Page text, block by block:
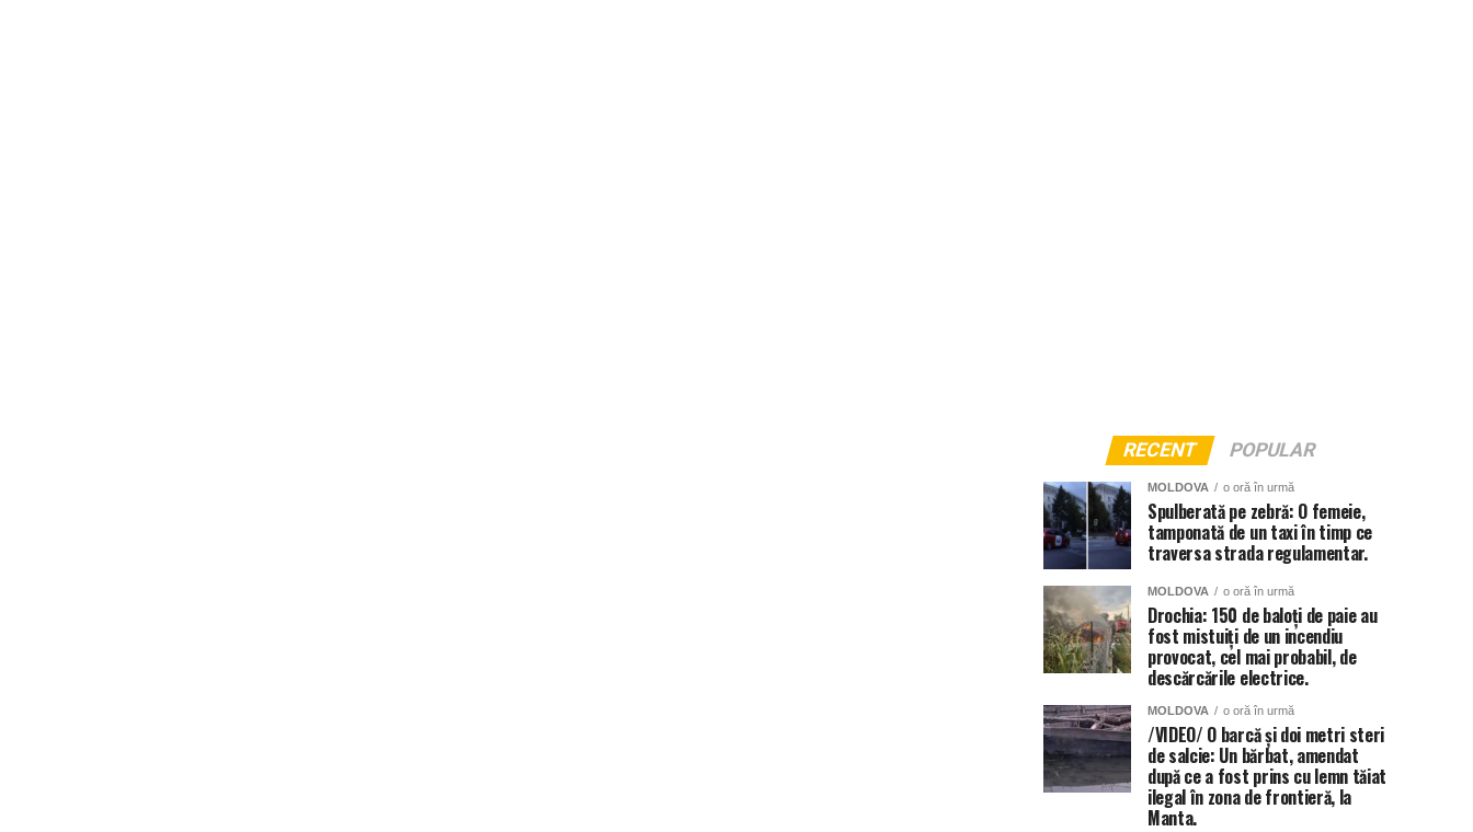
RECENT POPULAR
MOLDOVA o oră în urmă
Spulberată pe zebră: O femeie,
tamponată de un taxi în timp ce
traversa strada regulamentar.
MOLDOVA o oră în urmă
Drochia: 150 de baloți de paie au
fost mistuiți de un incendiu
provocat, cel mai probabil, de
descărcările electrice.
MOLDOVA o oră în urmă
/VIDEO/ O barcă și doi metri steri
de salcie: Un bărbat, amendat
după ce a fost prins cu lemn tăiat
ilegal în zona de frontieră, la
Manta.